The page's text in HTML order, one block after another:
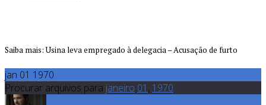
Saiba mais: Usina leva empregado à delegacia – Acusação de furto
jan 01 1970
Procurar arquivos para janeiro 01 , 1970